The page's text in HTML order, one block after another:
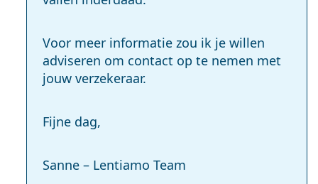
Voor meer informatie zou ik je willen
adviseren om contact op te nemen met
jouw verzekeraar.
Fijne dag,
Sanne – Lentiamo Team